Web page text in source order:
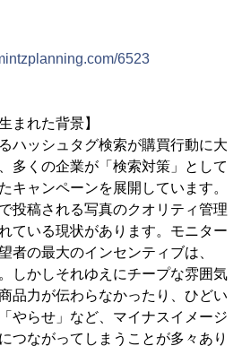
6523
まれた背景】
ハッシュタグ検索が購買行動に大
多くの企業が「検索対策」として
キャンペーンを展開しています。
投稿される写真のクオリティ管理
ている現状があります。モニター
者の最大のインセンティブは、
しかしそれゆえにチープな雰囲気
品力が伝わらなかったり、ひどい
やらせ」など、マイナスイメージ
つながってしまうことが多々あり